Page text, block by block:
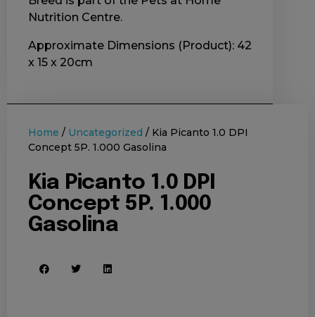
Nutrition Centre.
Approximate Dimensions (Product): 42
x 15 x 20cm
Home / Uncategorized / Kia Picanto 1.0 DPI
Concept 5P. 1.000 Gasolina
Kia Picanto 1.0 DPI
Concept 5P. 1.000
Gasolina